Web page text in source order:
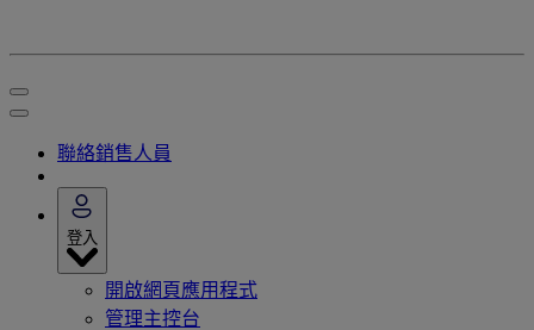
聯絡銷售人員
登入
開啟網頁應用程式
管理主控台